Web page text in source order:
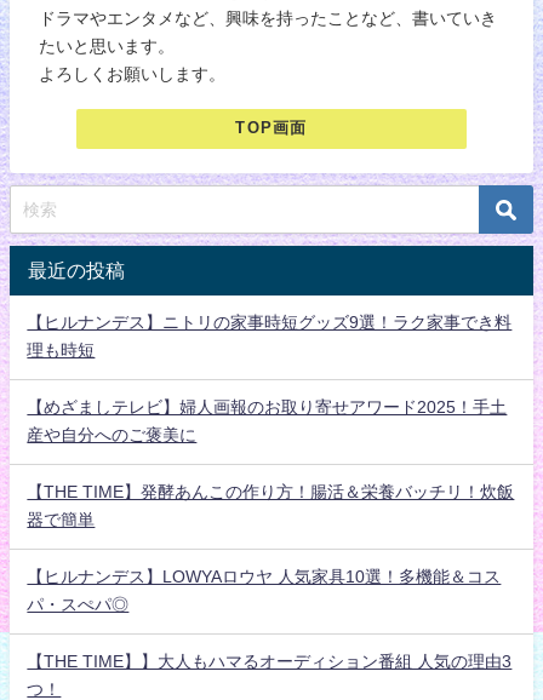
ドラマやエンタメなど、興味を持ったことなど、書いていき
たいと思います。
よろしくお願いします。
TOP画面
最近の投稿
【ヒルナンデス】ニトリの家事時短グッズ9選！ラク家事でき料
理も時短
【めざましテレビ】婦人画報のお取り寄せアワード2025！手土
産や自分へのご褒美に
【THE TIME】発酵あんこの作り方！腸活＆栄養バッチリ！炊飯
器で簡単
【ヒルナンデス】LOWYAロウヤ 人気家具10選！多機能＆コス
パ・スぺパ◎
【THE TIME】】大人もハマるオーディション番組 人気の理由3
つ！